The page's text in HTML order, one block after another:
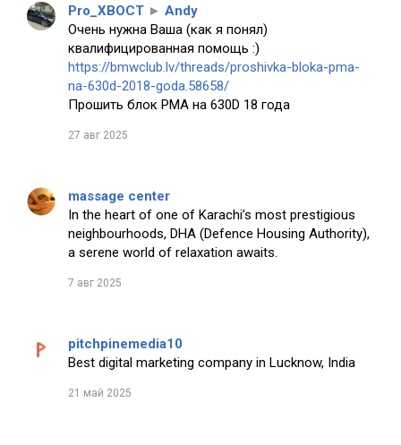
Pro_XBOCT ► Andy
Очень нужна Ваша (как я понял)
квалифицированная помощь :)
https://bmwclub.lv/threads/proshivka-bloka-pma-
na-630d-2018-goda.58658/
Прошить блок PMA на 630D 18 года
27 авг 2025
massage center
In the heart of one of Karachi’s most prestigious
neighbourhoods, DHA (Defence Housing Authority),
a serene world of relaxation awaits.
7 авг 2025
pitchpinemedia10
Best digital marketing company in Lucknow, India
21 май 2025